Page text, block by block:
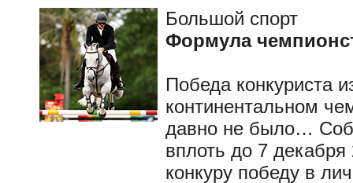
Большой спорт
Формула
Победа конкуриста
континентальном
давно не было…
вплоть до 7
конкуру победу в